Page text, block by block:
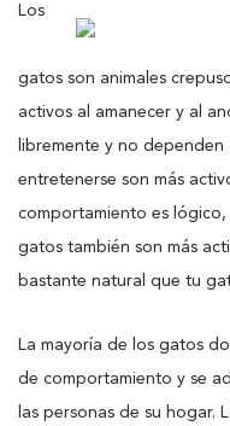
Los
gatos son animales
activos al amanecer y al
libremente y no dependen
entretenerse son más
comportamiento es lógico,
gatos también son más
bastante natural que tu
La mayoría de los gatos
de comportamiento y se
las personas de su hogar.